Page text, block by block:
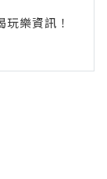
樂資訊！